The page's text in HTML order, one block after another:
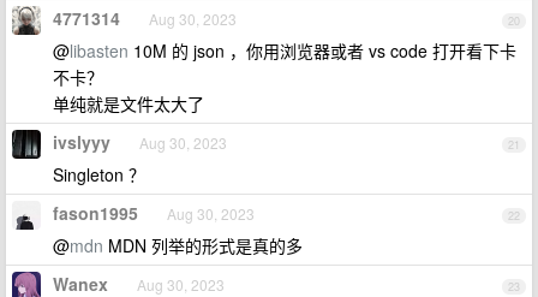
20
4771314 Aug 30, 2023
@libasten 10M 的 json ，你用浏览器或者 vs code 打开看下卡
不卡？
单纯就是文件太大了
21
ivslyyy Aug 30, 2023
Singleton ？
22
fason1995 Aug 30, 2023
@mdn MDN 列举的形式是真的多
23
Wanex Aug 30, 2023